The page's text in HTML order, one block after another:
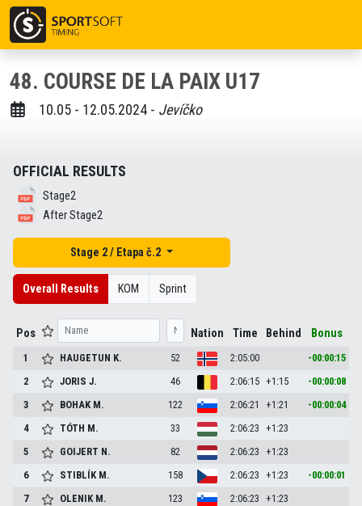
48. COURSE DE LA PAIX U17
10.05 - 12.05.2024 - Jevíčko
OFFICIAL RESULTS
Stage2
After Stage2
Stage 2 / Etapa č.2
Overall Results KOM Sprint
Pos Nation Time Behind Bonus
1 HAUGETUN K. 52 2:05:00
-00:00:15
2
JORISJ. 46 2:06:15 +1:15
-00:00:08
3
BOHAK M. 122 2:06:21 +1:21
-00:00:04
4
TÓTH M. 33 2:06:23 +1:23
5
GOIJERT N. 82 2:06:23 +1:23
6
STIBLÍK M. 158 2:06:23 +1:23
-00:00:01
7
OLENIK M. 123 2:06:23 +1:23